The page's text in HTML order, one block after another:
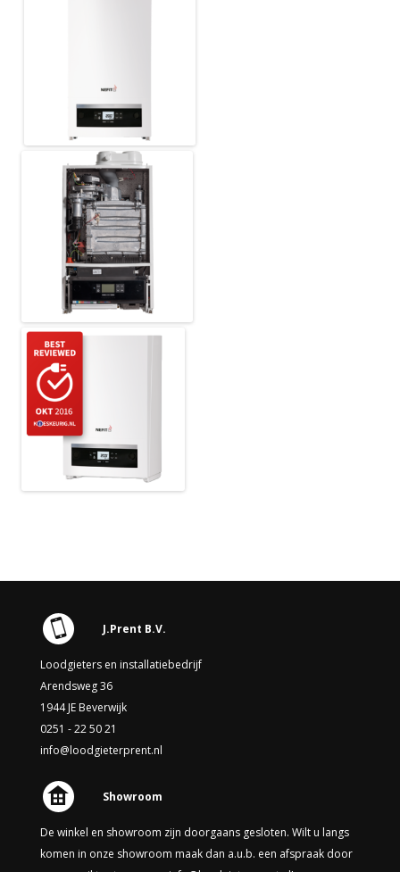
J.Prent B.V.
Loodgieters en installatiebedrijf
Arendsweg 36
1944 JE Beverwijk
0251 - 22 50 21
info@loodgieterprent.nl
Showroom
De winkel en showroom zijn doorgaans gesloten. Wilt u langs
komen in onze showroom maak dan a.u.b. een afspraak door